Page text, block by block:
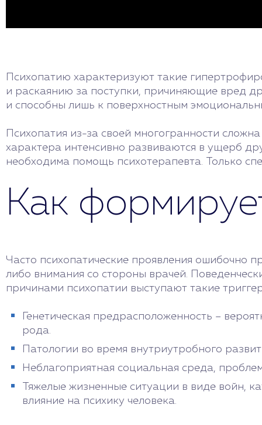
Психопатию характеризуют такие
и раскаянию за поступки, причиняющие вред
и способны лишь к поверхностным
Психопатия из-за своей многогранности
характера интенсивно развиваются в ущерб
необходима помощь психотерапевта. Только
Как
Часто психопатические проявления ошибочно
либо внимания со стороны врачей.
причинами психопатии выступают такие
Генетическая предрасположенность –
рода.
Патологии во время внутриутробного
Неблагоприятная социальная среда,
Тяжелые жизненные ситуации в виде войн,
влияние на психику человека.